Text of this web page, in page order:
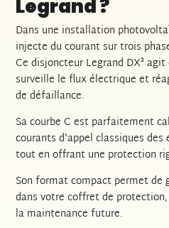
Legrand ?
Dans une installation
injecte du courant sur trois
Ce disjoncteur Legrand DX³
surveille le flux électrique et
de défaillance.
Sa courbe C est parfaitement
courants d'appel classiques
tout en offrant une protection
Son format compact permet de
dans votre coffret de
la maintenance future.